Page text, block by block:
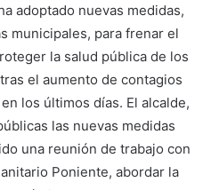
adoptado nuevas medidas,
municipales, para frenar el
la salud pública de los
el aumento de contagios
los últimos días. El alcalde,
las nuevas medidas
una reunión de trabajo con
Poniente, abordar la